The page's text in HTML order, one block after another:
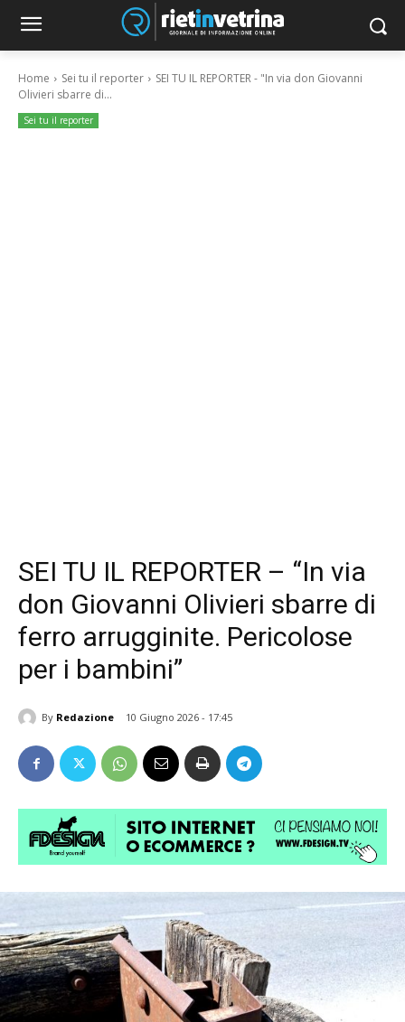
Home Sei tu il reporter
SEI TU IL REPORTER - "In via don Giovanni
Olivieri sbarre di...
Sei tu il reporter
SEI TU IL REPORTER – “In via
don Giovanni Olivieri sbarre di
ferro arrugginite. Pericolose
per i bambini”
By Redazione 10 Giugno 2026 - 17:45